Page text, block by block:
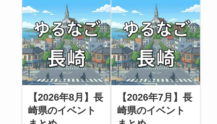
【2026年8月】長
崎県のイベント
【2026年7月】長
崎県のイベント